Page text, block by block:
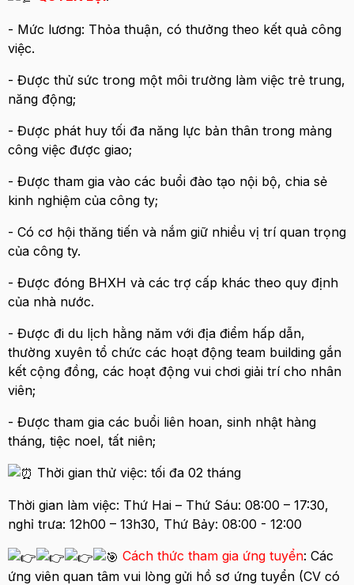
- Mức lương: Thỏa thuận, có thưởng theo kết quả công
việc.
- Được thử sức trong một môi trường làm việc trẻ trung,
năng động;
- Được phát huy tối đa năng lực bản thân trong mảng
công việc được giao;
- Được tham gia vào các buổi đào tạo nội bộ, chia sẻ
kinh nghiệm của công ty;
- Có cơ hội thăng tiến và nắm giữ nhiều vị trí quan trọng
của công ty.
- Được đóng BHXH và các trợ cấp khác theo quy định
của nhà nước.
- Được đi du lịch hằng năm với địa điểm hấp dẫn,
thường xuyên tổ chức các hoạt động team building gắn
kết cộng đồng, các hoạt động vui chơi giải trí cho nhân
viên;
- Được tham gia các buổi liên hoan, sinh nhật hàng
tháng, tiệc noel, tất niên;
Thời gian thử việc: tối đa 02 tháng
Thời gian làm việc: Thứ Hai – Thứ Sáu: 08:00 – 17:30,
nghỉ trưa: 12h00 – 13h30, Thứ Bảy: 08:00 - 12:00
Cách thức tham gia ứng tuyển: Các
ứng viên quan tâm vui lòng gửi hồ sơ ứng tuyển (CV có